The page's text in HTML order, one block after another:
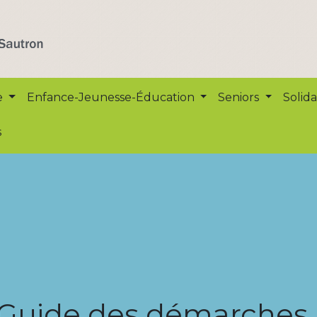
Enfance-Jeunesse-Éducation Seniors